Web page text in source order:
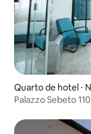
Quarto de hotel ⋅
Palazzo Sebeto